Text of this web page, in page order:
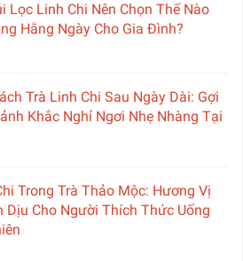
Lọc Linh Chi Nên Chọn Thế Nào
Hằng Ngày Cho Gia Đình?
Trà Linh Chi Sau Ngày Dài: Gợi
Khắc Nghỉ Ngơi Nhẹ Nhàng Tại
Trong Trà Thảo Mộc: Hương Vị
Dịu Cho Người Thích Thức Uống